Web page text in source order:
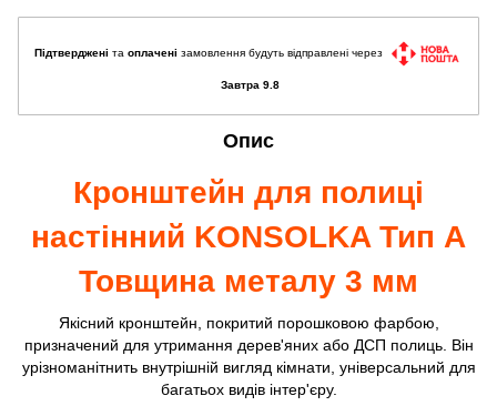
Підтверджені та оплачені замовлення будуть відправлені через
Завтра 9.8
Опис
Кронштейн для полиці
настінний KONSOLKA Тип A
Товщина металу 3 мм
Якісний кронштейн, покритий порошковою фарбою,
призначений для утримання дерев'яних або ДСП полиць. Він
урізноманітнить внутрішній вигляд кімнати, універсальний для
багатьох видів інтер'єру.